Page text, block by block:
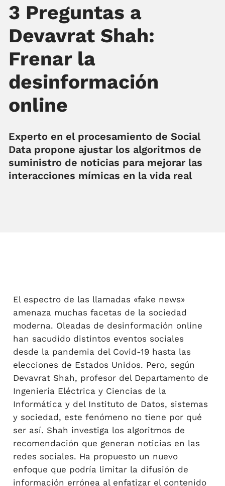
3 Preguntas a
Devavrat Shah:
Frenar la
desinformación
online
Experto en el procesamiento de Social
Data propone ajustar los algoritmos de
suministro de noticias para mejorar las
interacciones mímicas en la vida real
El espectro de las llamadas «fake news»
amenaza muchas facetas de la sociedad
moderna. Oleadas de desinformación online
han sacudido distintos eventos sociales
desde la pandemia del Covid-19 hasta las
elecciones de Estados Unidos. Pero, según
Devavrat Shah, profesor del Departamento de
Ingeniería Eléctrica y Ciencias de la
Informática y del Instituto de Datos, sistemas
y sociedad, este fenómeno no tiene por qué
ser así. Shah investiga los algoritmos de
recomendación que generan noticias en las
redes sociales. Ha propuesto un nuevo
enfoque que podría limitar la difusión de
información errónea al enfatizar el contenido